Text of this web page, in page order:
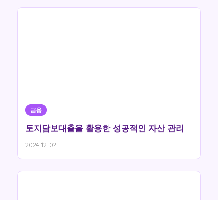
금융
토지담보대출을 활용한 성공적인 자산 관리
2024-12-02